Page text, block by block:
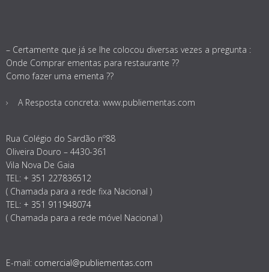
– Certamente que já se lhe colocou diversas vezes a pregunta :
Onde Comprar ementas para restaurante ??
Como fazer uma ementa ??
A Resposta concreta: www.publiementas.com
Rua Colégio do Sardão nº88
Oliveira Douro – 4430-361
Vila Nova De Gaia
TEL: + 351 227836512
( Chamada para a rede fixa Nacional )
TEL: + 351 911948074
( Chamada para a rede móvel Nacional )
E-mail: comercial@publiementas.com